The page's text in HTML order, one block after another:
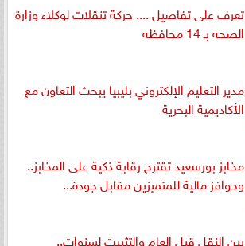
تعرف على تفاصيل .... حركة تنقلات لوكلاء وزارة
الصحه بـ 14 محافظه
مدير التعليم الإلكتروني بليبيا يبحث التعاون مع
الأكاديمية البحرية
مخابز بورسعيد تقترح رقابة ذكية على المخابز..
وحوافز مالية للمتميزين مقابل جودة...
بين النقل قبل العام والتثبيت لسنوات..